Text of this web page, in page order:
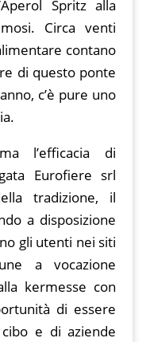
Spritz alla
Circa venti
contano
di questo ponte
c’è pure uno
l’efficacia di
Eurofiere srl
tradizione, il
a disposizione
gli utenti nei siti
a vocazione
kermesse con
di essere
e di aziende